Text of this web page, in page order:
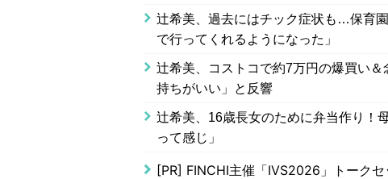
辻希美、過去にはチック症状も…保育
で行ってくれるようになった」
辻希美、コストコで約7万円の爆買い＆
持ちがいい」と反響
辻希美、16歳長女のために弁当作り！
って感じ」
[PR] FINCHI主催「IVS2026」トークセ